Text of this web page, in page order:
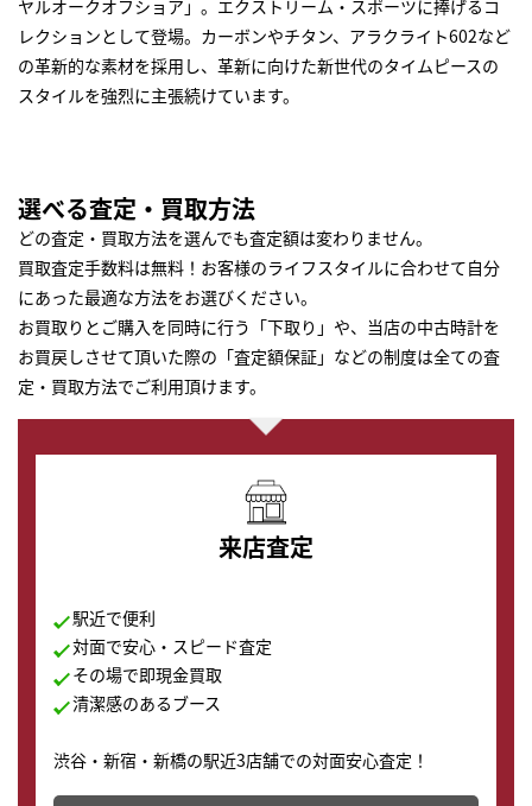
ヤルオークオフショア」。エクストリーム・スポーツに捧げるコ
レクションとして登場。カーボンやチタン、アラクライト602など
の革新的な素材を採用し、革新に向けた新世代のタイムピースの
スタイルを強烈に主張続けています。
選べる査定・買取方法
どの査定・買取方法を選んでも査定額は変わりません。
買取査定手数料は無料！お客様のライフスタイルに合わせて自分
にあった最適な方法をお選びください。
お買取りとご購入を同時に行う「下取り」や、当店の中古時計を
お買戻しさせて頂いた際の「査定額保証」などの制度は全ての査
定・買取方法でご利用頂けます。
来店査定
駅近で便利
対面で安心・スピード査定
その場で即現金買取
清潔感のあるブース
渋谷・新宿・新橋の駅近3店舗での対面安心査定！
その場で現金買取致します。渋谷本店では、時計販売の